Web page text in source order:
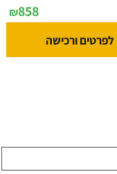
₪858
לפרטים ורכישה